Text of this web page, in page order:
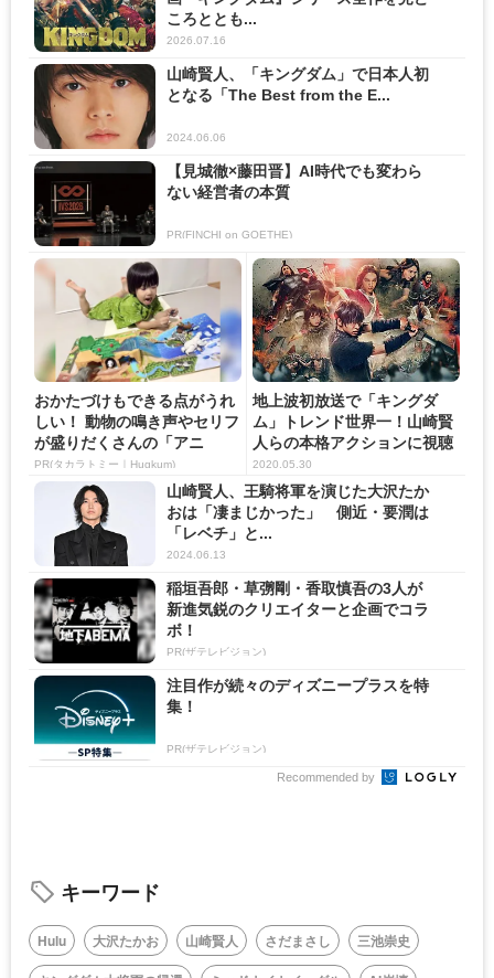
ころととも...
2026.07.16
山崎賢人、「キングダム」で日本人初
となる「The Best from the E...
2024.06.06
【見城徹×藤田晋】AI時代でも変わら
ない経営者の本質
PR(FINCHI on GOETHE)
おかたづけもできる点がうれ
しい！ 動物の鳴き声やセリフ
が盛りだくさんの「アニ
ア ...
PR(タカラトミー｜Hugkum)
地上波初放送で「キングダ
ム」トレンド世界一！山崎賢
人らの本格アクションに視聴
者驚...
2020.05.30
山崎賢人、王騎将軍を演じた大沢たか
おは「凄まじかった」 側近・要潤は
「レベチ」と...
2024.06.13
稲垣吾郎・草彅剛・香取慎吾の3人が
新進気鋭のクリエイターと企画でコラ
ボ！
PR(ザテレビジョン)
注目作が続々のディズニープラスを特
集！
PR(ザテレビジョン)
Recommended by
キーワード
Hulu 大沢たかお 山崎賢人 さだまさし
三池崇史